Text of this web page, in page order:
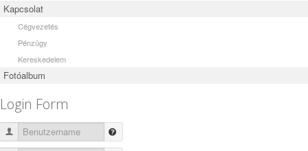
Kapcsolat
Cégvezetés
Pénzügy
Kereskedelem
Fotóalbum
Login Form
Benutzername